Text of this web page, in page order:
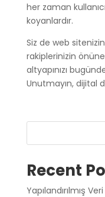
her zaman
koyanlardır.
Siz de web
rakiplerinizin
altyapınızı
Unutmayın, dijital
Recent
Yapılandırılmış